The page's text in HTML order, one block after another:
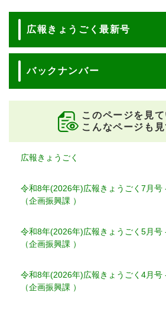
広報きょうごく最新号
バックナンバー
このページを見
こんなページも
広報きょうごく
令和8年(2026年)広報きょうごく7月号
（企画振興課 ）
令和8年(2026年)広報きょうごく5月号
（企画振興課 ）
令和8年(2026年)広報きょうごく4月号
（企画振興課 ）